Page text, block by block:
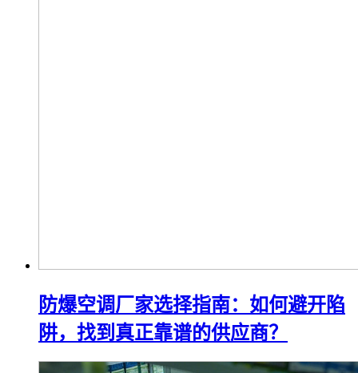
防爆空调厂家选择指南：如何避开陷
阱，找到真正靠谱的供应商？